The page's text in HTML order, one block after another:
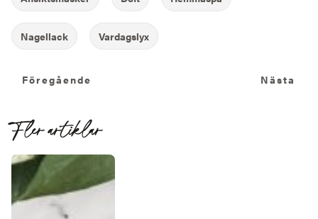
Föregående
Föregående Nästa
Fler artiklar